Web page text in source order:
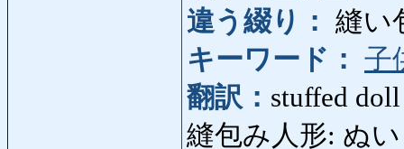
違う綴り： 縫い
キーワード： 子
翻訳： stuffed
縫包み人形: ぬ